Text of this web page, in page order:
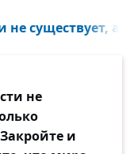
не существует, а
не
и